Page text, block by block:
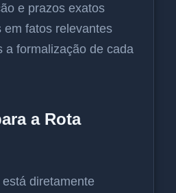
e prazos exatos
em fatos relevantes
a formalização de cada
a Rota
diretamente